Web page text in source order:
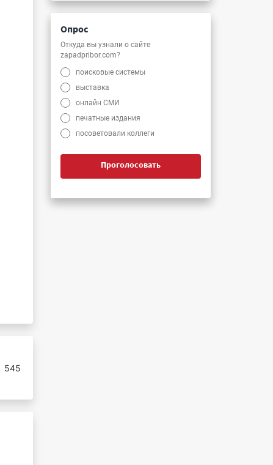
545
Опрос
Откуда вы узнали о сайте
zapadpribor.com?
поисковые системы
выставка
онлайн СМИ
печатные издания
посоветовали коллеги
Проголосовать